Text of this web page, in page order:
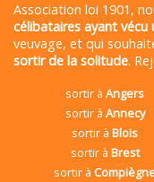
Association loi 1901,
célibataires ayant vécu
veuvage, et qui
sortir de la solitude.
sortir àAngers
sortir à Annecy
sortir àBlois
sortir à Brest
sortir à